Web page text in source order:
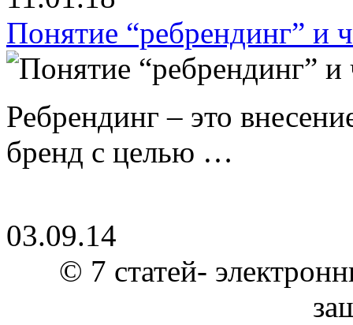
Понятие “ребрендинг” и
Ребрендинг – это
бренд с целью …
03.09.14
© 7 статей-